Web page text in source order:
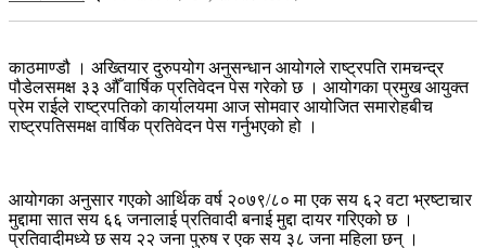
काठमाण्डौ । अख्तियार दुरुपयोग अनुसन्धान आयोगले राष्ट्रपति रामचन्द्र
पौडेलसमक्ष ३३ औँ वार्षिक प्रतिवेदन पेस गरेको छ । आयोगका प्रमुख आयुक्त
प्रेम राईले राष्ट्रपतिको कार्यालयमा आज सोमवार आयोजित समारोहबीच
राष्ट्रपतिसमक्ष वार्षिक प्रतिवेदन पेस गर्नुभएको हो ।
आयोगका अनुसार गएको आर्थिक वर्ष २०७९/८० मा एक सय ६२ वटा भ्रष्टाचार
मुद्दामा सात सय ६६ जनालाई प्रतिवादी बनाई मुद्दा दायर गरिएको छ ।
प्रतिवादीमध्ये छ सय २२ जना पुरुष र एक सय ३८ जना महिला छन् ।